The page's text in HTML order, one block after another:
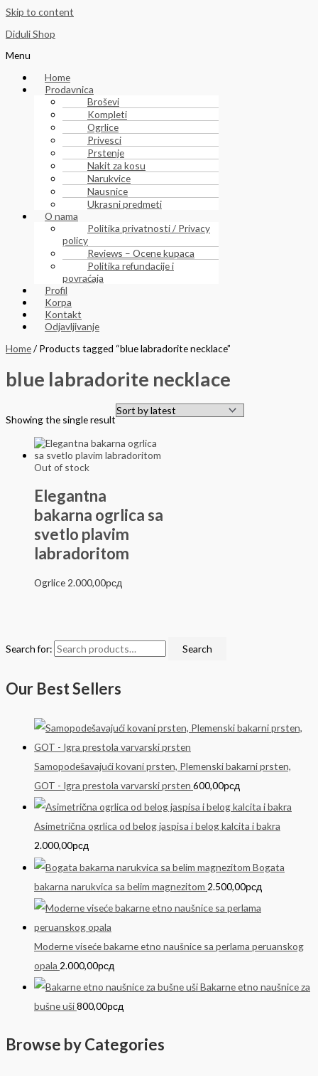
Skip to content
Diduli Shop
Menu
Home
Prodavnica
Broševi
Kompleti
Ogrlice
Privesci
Prstenje
Nakit za kosu
Narukvice
Nausnice
Ukrasni predmeti
O nama
Politika privatnosti / Privacy
policy
Reviews – Ocene kupaca
Politika refundacije i
povraćaja
Profil
Korpa
Kontakt
Odjavljivanje
Search for: Search
Our Best Sellers
Samopodešavajući kovani prsten, Plemenski bakarni prsten,
GOT - Igra prestola varvarski prsten 600,00рсд
Asimetrična ogrlica od belog jaspisa i belog kalcita i bakra
2.000,00рсд
Bogata
bakarna narukvica sa belim magnezitom 2.500,00рсд
Moderne viseće bakarne etno naušnice sa perlama peruanskog
opala 2.000,00рсд
Bakarne etno naušnice za
bušne uši800,00рсд
Browse by Categories
Home/ Products tagged “blue labradorite necklace”
blue labradorite necklace
Showing the single result
Out of stock
Elegantna
bakarna ogrlica sa
svetlo plavim
labradoritom
Ogrlice 2.000,00рсд